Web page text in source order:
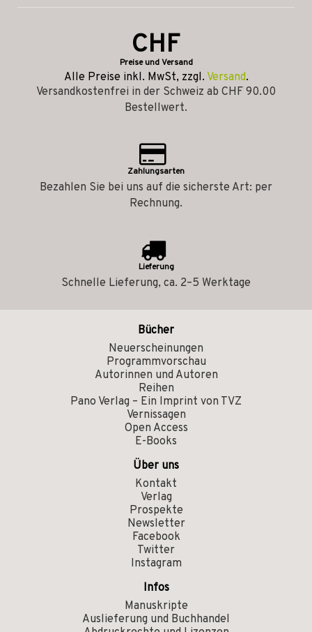
CHF
Preise und Versand
Alle Preise inkl. MwSt, zzgl. Versand.
Versandkostenfrei in der Schweiz ab CHF 90.00
Bestellwert.
Zahlungsarten
Bezahlen Sie bei uns auf die sicherste Art: per
Rechnung.
Lieferung
Schnelle Lieferung, ca. 2–5 Werktage
Bücher
Neuerscheinungen
Programmvorschau
Autorinnen und Autoren
Reihen
Pano Verlag – Ein Imprint von TVZ
Vernissagen
Open Access
E-Books
Über uns
Kontakt
Verlag
Prospekte
Newsletter
Facebook
Twitter
Instagram
Infos
Manuskripte
Auslieferung und Buchhandel